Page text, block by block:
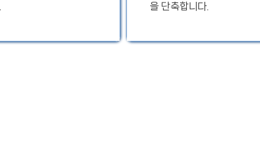
을 단축합니다.